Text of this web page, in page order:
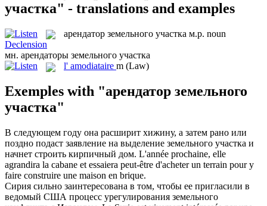
участка" - translations and examples
арендатор земельного участка м.р. noun
Declension
мн. арендаторы земельного участка
l' amodiataire m (Law)
Exemples with "арендатор земельного
участка"
В следующем году она расширит хижину, а затем рано или
поздно подаст заявление на выделение земельного участка и
начнет строить кирпичный дом. L'année prochaine, elle
agrandira la cabane et essaiera peut-être d'acheter un terrain pour y
faire construire une maison en brique.
Сирия сильно заинтересована в том, чтобы ее пригласили в
ведомый США процесс урегулирования земельного